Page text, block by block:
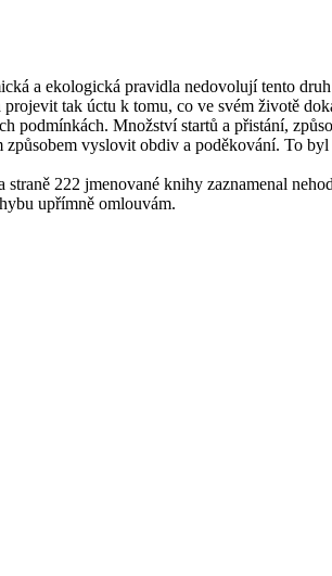
a ekologická pravidla nedovolují tento
tak úctu k tomu, co ve svém životě
Množství startů a přistání,
vyslovit obdiv a poděkování. To
222 jmenované knihy zaznamenal
upřímně omlouvám.